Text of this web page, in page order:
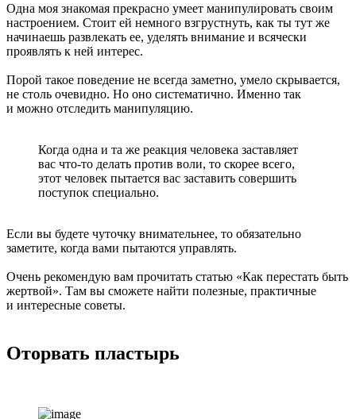
Одна моя знакомая прекрасно умеет манипулировать своим
настроением. Стоит ей немного взгрустнуть, как ты тут же
начинаешь развлекать ее, уделять внимание и всячески
проявлять к ней интерес.
Порой такое поведение не всегда заметно, умело скрывается,
не столь очевидно. Но оно систематично. Именно так
и можно отследить манипуляцию.
Когда одна и та же реакция человека заставляет
вас что-то делать против воли, то скорее всего,
этот человек пытается вас заставить совершить
поступок специально.
Если вы будете чуточку внимательнее, то обязательно
заметите, когда вами пытаются управлять.
Очень рекомендую вам прочитать статью «Как перестать быть
жертвой». Там вы сможете найти полезные, практичные
и интересные советы.
Оторвать пластырь